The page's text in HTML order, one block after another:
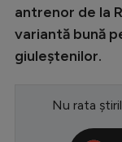
antrenor de la
variantă bună
giuleștenilor.
Nu rata